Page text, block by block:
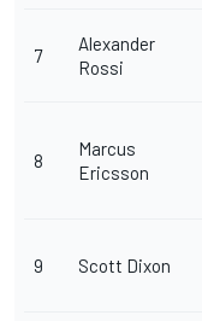
7
Alexander
Rossi
8
Marcus
Ericsson
9 Scott Dixon